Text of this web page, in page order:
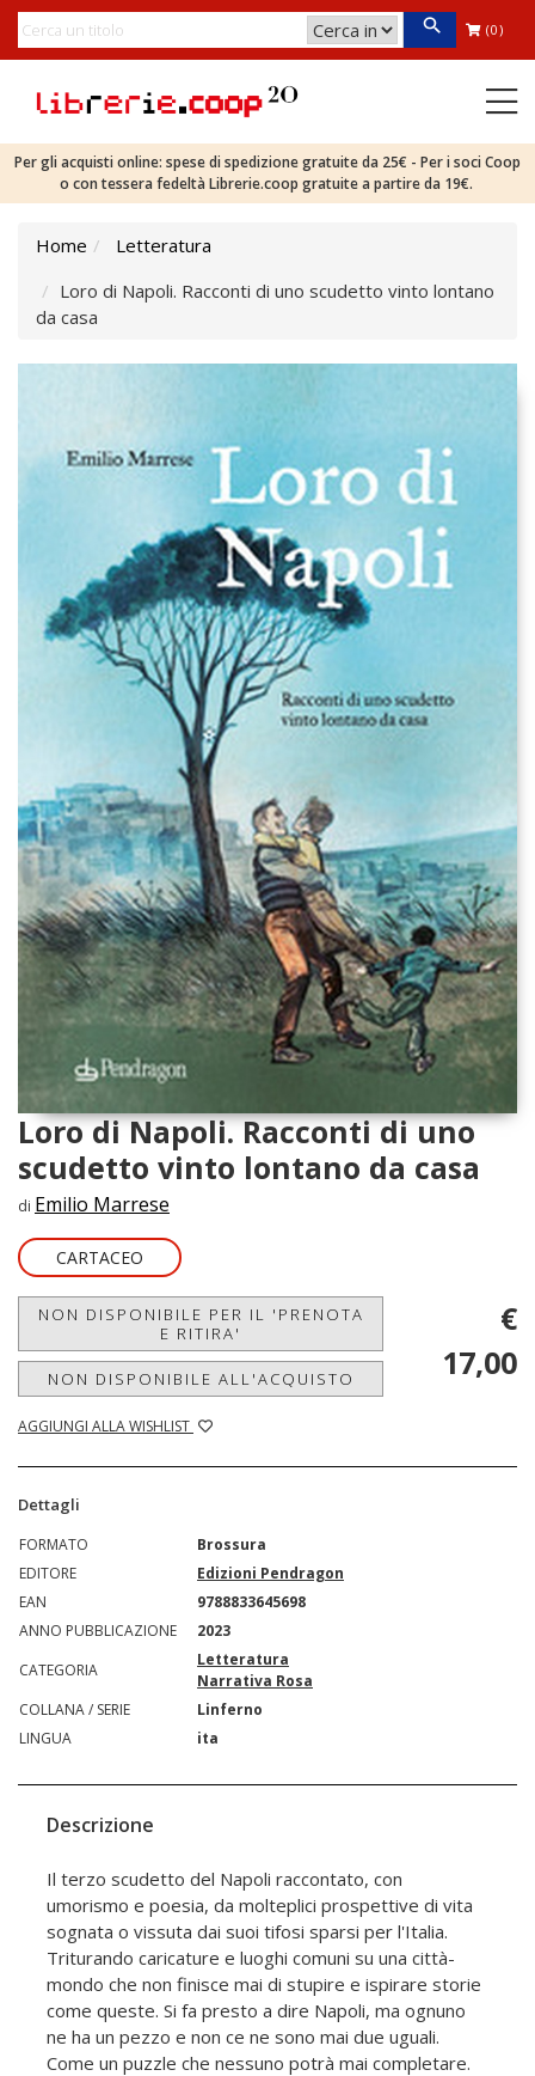
(0)
Per gli acquisti online: spese di spedizione gratuite da 25€ - Per i soci Coop
o con tessera fedeltà Librerie.coop gratuite a partire da 19€.
Home
Letteratura
Loro di Napoli. Racconti di uno scudetto vinto lontano
da casa
Loro di Napoli. Racconti di uno
scudetto vinto lontano da casa
di Emilio Marrese
CARTACEO
NON DISPONIBILE PER IL 'PRENOTA
E RITIRA'
NON DISPONIBILE ALL'ACQUISTO
AGGIUNGI ALLA WISHLIST
€
17,00
Dettagli
FORMATO
Brossura
EDITORE
Edizioni Pendragon
EAN
9788833645698
ANNO PUBBLICAZIONE
2023
CATEGORIA
Letteratura
Narrativa Rosa
COLLANA / SERIE
Linferno
LINGUA
ita
Descrizione
Il terzo scudetto del Napoli raccontato, con
umorismo e poesia, da molteplici prospettive di vita
sognata o vissuta dai suoi tifosi sparsi per l'Italia.
Triturando caricature e luoghi comuni su una città-
mondo che non finisce mai di stupire e ispirare storie
come queste. Si fa presto a dire Napoli, ma ognuno
ne ha un pezzo e non ce ne sono mai due uguali.
Come un puzzle che nessuno potrà mai completare.